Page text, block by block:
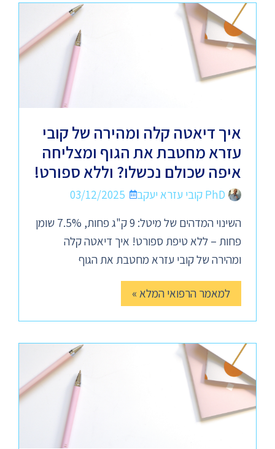
איך דיאטה קלה ומהירה של קובי
עזרא מחטבת את הגוף ומצליחה
איפה שכולם נכשלו? וללא ספורט!
PhD קובי עזרא יעקב
03/12/2025
השינוי המדהים של מיטל: 9 ק"ג פחות, 7.5% שומן
פחות – ללא טיפת ספורט! איך דיאטה קלה
ומהירה של קובי עזרא מחטבת את הגוף
למאמר הרפואי המלא »